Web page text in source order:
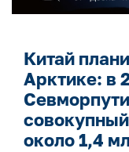
Китай
Арктике: в
около 1,4